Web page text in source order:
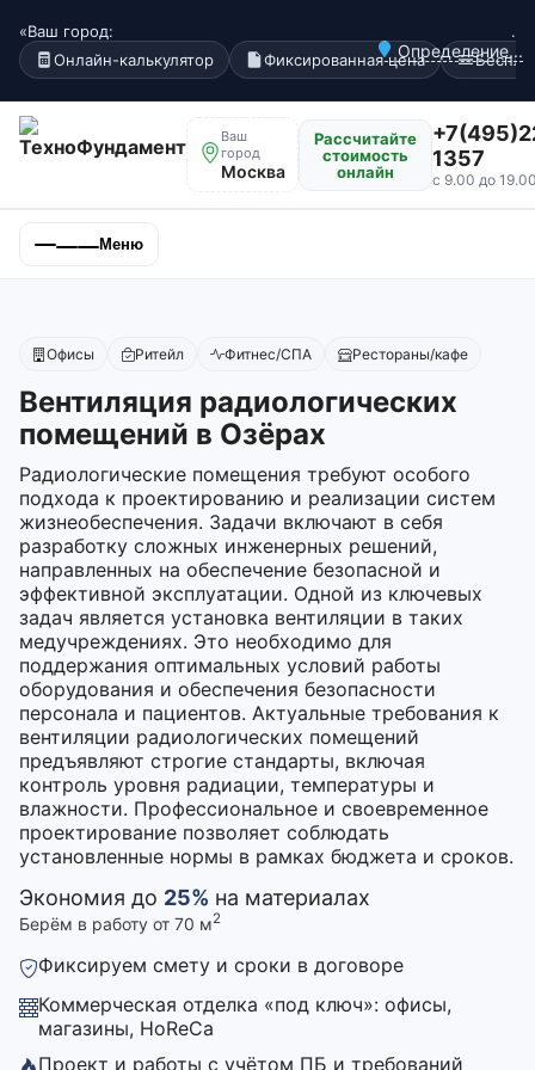
«Ваш город:
Определение...
.
Онлайн-калькулятор
Фиксированная цена
Ваш
город
Москва
Рассчитайте
стоимость
онлайн
1357
с 9.00 до
Меню
Офисы Ритейл Фитнес/СПА Рестораны/кафе
Вентиляция радиологических
помещений в Озёрах
Радиологические помещения требуют особого
подхода к проектированию и реализации систем
жизнеобеспечения. Задачи включают в себя
разработку сложных инженерных решений,
направленных на обеспечение безопасной и
эффективной эксплуатации. Одной из ключевых
задач является установка вентиляции в таких
медучреждениях. Это необходимо для
поддержания оптимальных условий работы
оборудования и обеспечения безопасности
персонала и пациентов. Актуальные требования к
вентиляции радиологических помещений
предъявляют строгие стандарты, включая
контроль уровня радиации, температуры и
влажности. Профессиональное и своевременное
проектирование позволяет соблюдать
установленные нормы в рамках бюджета и сроков.
Экономия до 25% на материалах
Берём в работу от 70 м2
Фиксируем смету и сроки в договоре
Коммерческая отделка «под ключ»: офисы,
магазины, HoReCa
Проект и работы с учётом ПБ и требований